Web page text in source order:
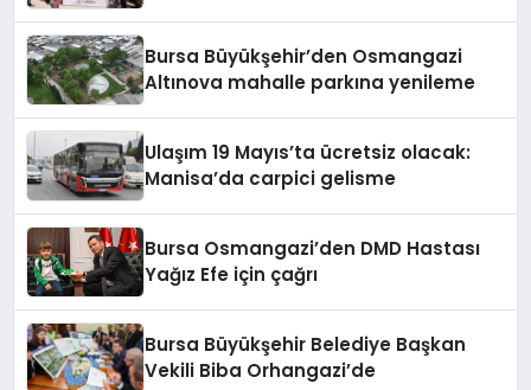
Bursa Büyükşehir’den Osmangazi
Altınova mahalle parkına yenileme
Ulaşım 19 Mayıs’ta ücretsiz olacak:
Manisa’da carpici gelisme
Bursa Osmangazi’den DMD Hastası
Yağız Efe için çağrı
Bursa Büyükşehir Belediye Başkan
Vekili Biba Orhangazi’de